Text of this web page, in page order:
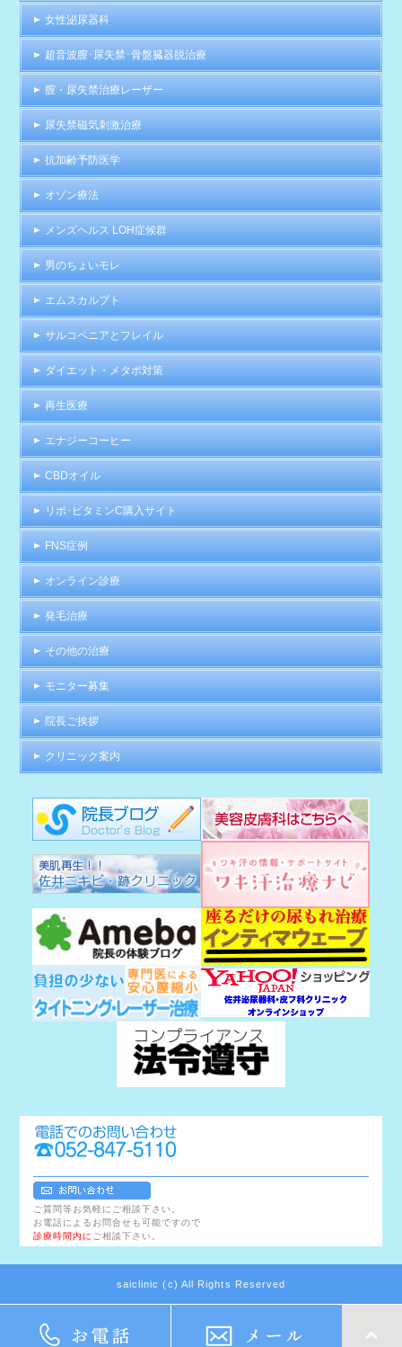
女性泌尿器科
超音波膣･尿失禁･骨盤臓器脱治療
膣・尿失禁治療レーザー
尿失禁磁気刺激治療
抗加齢予防医学
オゾン療法
メンズヘルス LOH症候群
男のちょいモレ
エムスカルプト
サルコペニアとフレイル
ダイエット・メタボ対策
再生医療
エナジーコーヒー
CBDオイル
リポ･ビタミンC購入サイト
FNS症例
オンライン診療
発毛治療
その他の治療
モニター募集
院長ご挨拶
クリニック案内
ご質問等お気軽にご相談下さい。
お電話によるお問合せも可能ですので
診療時間内に ご相談下さい。
saiclinic (c) All Rights Reserved